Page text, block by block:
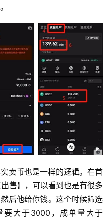
卖币也是一样的逻辑。在首
售】，可以看到也是有很多
后他给你钱。这个时候筛选
要大于3000，成单量大于